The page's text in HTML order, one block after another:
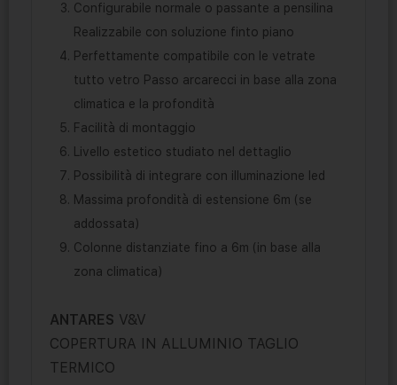
Configurabile normale o passante a pensilina
Realizzabile con soluzione finto piano
Perfettamente compatibile con le vetrate
tutto vetro Passo arcarecci in base alla zona
climatica e la profondità
Facilità di montaggio
Livello estetico studiato nel dettaglio
Possibilità di integrare con illuminazione led
Massima profondità di estensione 6m (se
addossata)
Colonne distanziate fino a 6m (in base alla
zona climatica)
ANTARES V&V
COPERTURA IN ALLUMINIO TAGLIO
TERMICO